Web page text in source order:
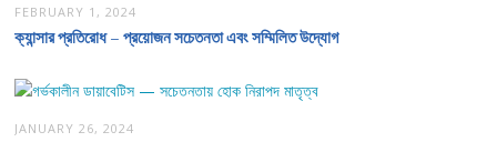
FEBRUARY 1, 2024
ক্যান্সার প্রতিরোধ – প্রয়োজন সচেতনতা এবং সম্মিলিত উদ্যোগ
JANUARY 26, 2024